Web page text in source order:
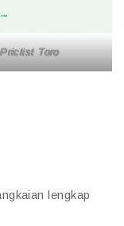
Priclist Toro
lengkap